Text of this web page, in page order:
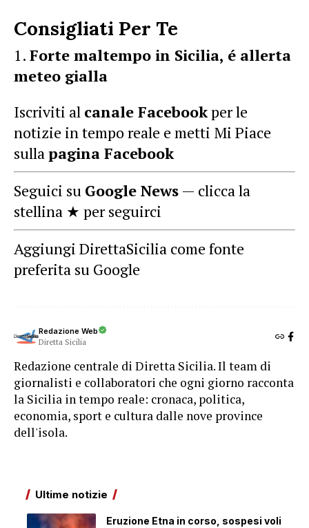
Consigliati Per Te
Forte maltempo in Sicilia, é allerta
meteo gialla
Iscriviti al canale Facebookper le
notizie in tempo reale e metti Mi Piace
sullapagina Facebook
Seguici su Google News — clicca la
stellina ★ per seguirci
Aggiungi DirettaSicilia come fonte
preferita su Google
Redazione Web
Diretta Sicilia
Redazione centrale di Diretta Sicilia. Il team di
giornalisti e collaboratori che ogni giorno racconta
la Sicilia in tempo reale: cronaca, politica,
economia, sport e cultura dalle nove province
dell'isola.
Ultime notizie
Eruzione Etna in corso, sospesi voli